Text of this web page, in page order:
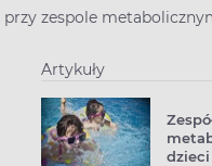
zespole
Artykuły
dzieci